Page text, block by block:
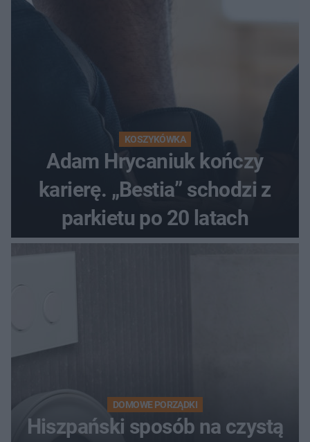
KOSZYKÓWKA
Adam Hrycaniuk kończy
karierę. „Bestia” schodzi z
parkietu po 20 latach
DOMOWE PORZĄDKI
Hiszpański sposób na czystą